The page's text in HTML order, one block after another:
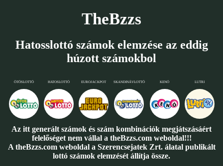
TheBzzs
Hatosslottó számok elemzése az eddig
húzott számokbol
ÖTÖSLOTTÓ HATOSLOTTÓ EUROJACKPOT SKANDINÁVLOTTÓ KENÓ LUTRI
Az itt generált számok és szám kombinációk megjátszásáért
felelőséget nem vállal a theBzzs.com weboldal!!!
A theBzzs.com weboldal a Szerencsejatek Zrt. álatal publikált
lottó számok elemzését állítja össze.